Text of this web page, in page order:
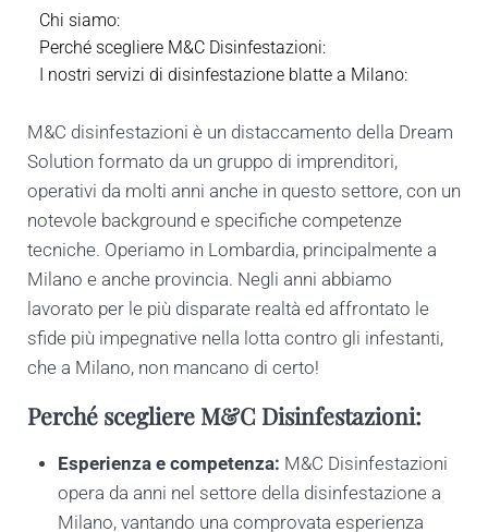
Chi siamo:
Perché scegliere M&C Disinfestazioni:
I nostri servizi di disinfestazione blatte a Milano:
M&C disinfestazioni è un distaccamento della Dream
Solution formato da un gruppo di imprenditori,
operativi da molti anni anche in questo settore, con un
notevole background e specifiche competenze
tecniche. Operiamo in Lombardia, principalmente a
Milano e anche provincia. Negli anni abbiamo
lavorato per le più disparate realtà ed affrontato le
sfide più impegnative nella lotta contro gli infestanti,
che a Milano, non mancano di certo!
Perché scegliere M&C Disinfestazioni:
Esperienza e competenza: M&C Disinfestazioni
opera da anni nel settore della disinfestazione a
Milano, vantando una comprovata esperienza